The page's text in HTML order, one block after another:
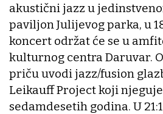
akustični jazz u
paviljon Julijevog parka, u
koncert održat će se u
kulturnog centra Daruvar.
priču uvodi jazz/fusion
Leikauff Project koji
sedamdesetih godina. U